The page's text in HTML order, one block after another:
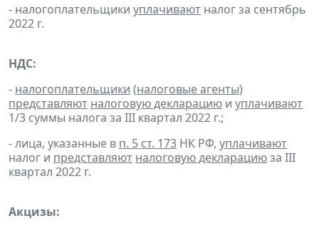
- налогоплательщики уплачивают налог за сентябрь
2022 г.
НДС:
- налогоплательщики (налоговые агенты)
представляют налоговую декларацию и уплачивают
1/3 суммы налога за III квартал 2022 г.;
- лица, указанные в п. 5 ст. 173 НК РФ, уплачивают
налог и представляют налоговую декларациюза III
квартал 2022 г.
Акцизы: